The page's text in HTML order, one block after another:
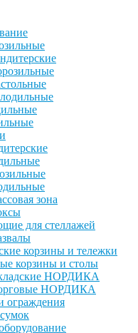
зона
для стеллажей
корзины и тележки
корзины и столы
НОРДИКА
НОРДИКА
ограждения